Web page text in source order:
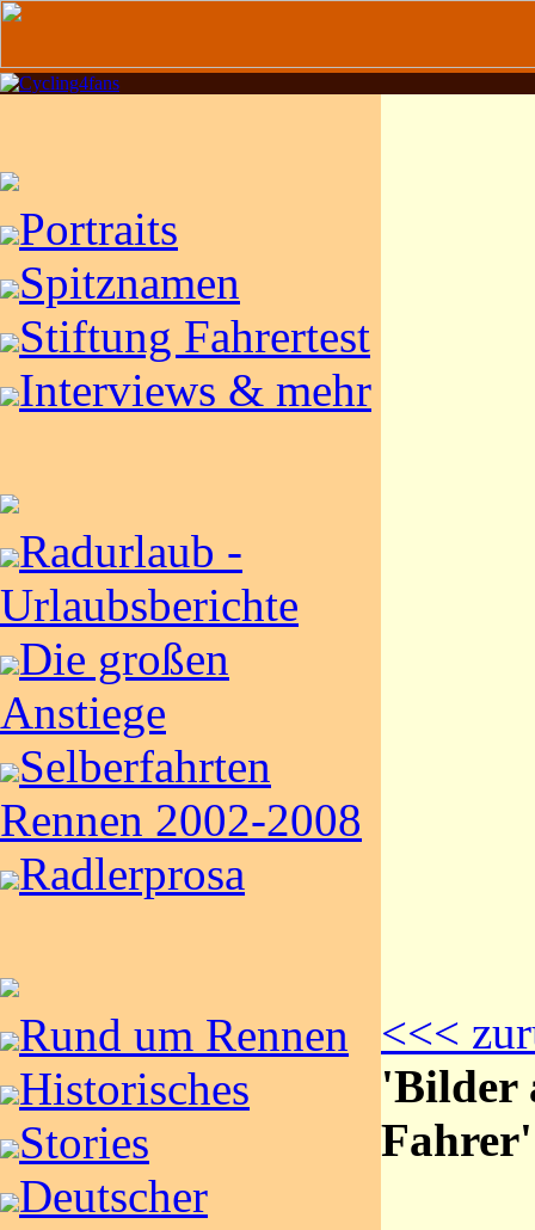
Portraits
Spitznamen
Stiftung Fahrertest
Interviews & mehr
Radurlaub -
Urlaubsberichte
Die großen
Anstiege
Selberfahrten
Rennen 2002-2008
Radlerprosa
Rund um Rennen
Historisches
Stories
Deutscher
<<<
'Bilder
Fahrer'